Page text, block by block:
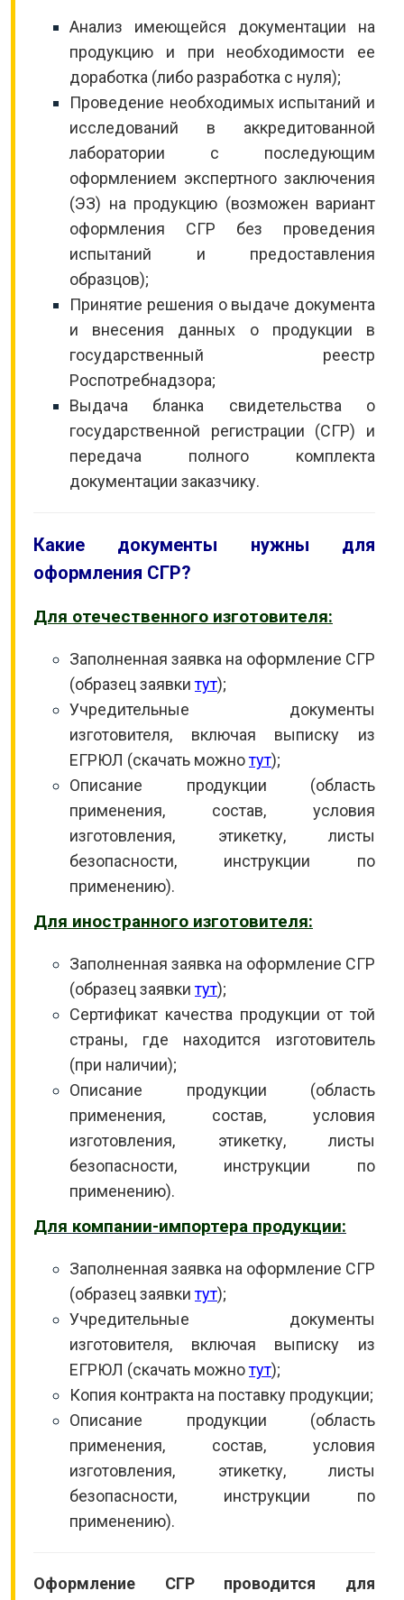
Анализ имеющейся документации на
продукцию и при необходимости ее
доработка (либо разработка с нуля);
Проведение необходимых испытаний и
исследований в аккредитованной
лаборатории с последующим
оформлением экспертного заключения
(ЭЗ) на продукцию (возможен вариант
оформления СГР без проведения
испытаний и предоставления
образцов);
Принятие решения о выдаче документа
и внесения данных о продукции в
государственный реестр
Роспотребнадзора;
Выдача бланка свидетельства о
государственной регистрации (СГР) и
передача полного комплекта
документации заказчику.
Какие документы нужны для
оформления СГР?
Для отечественного изготовителя:
Заполненная заявка на оформление СГР
(образец заявкитут);
Учредительные документы
изготовителя, включая выписку из
ЕГРЮЛ (скачать можнотут);
Описание продукции (область
применения, состав, условия
изготовления, этикетку, листы
безопасности, инструкции по
применению).
Для иностранного изготовителя:
Заполненная заявка на оформление СГР
(образец заявкитут);
Сертификат качества продукции от той
страны, где находится изготовитель
(при наличии);
Описание продукции (область
применения, состав, условия
изготовления, этикетку, листы
безопасности, инструкции по
применению).
Для компании-импортера продукции:
Заполненная заявка на оформление СГР
(образец заявкитут);
Учредительные документы
изготовителя, включая выписку из
ЕГРЮЛ (скачать можнотут);
Копия контракта на поставку продукции;
Описание продукции (область
применения, состав, условия
изготовления, этикетку, листы
безопасности, инструкции по
применению).
Оформление СГР проводится для